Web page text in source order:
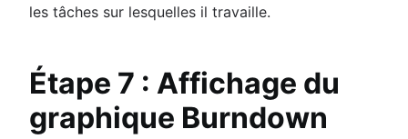
les tâches sur lesquelles il travaille.
Étape 7 : Affichage du
graphique Burndown